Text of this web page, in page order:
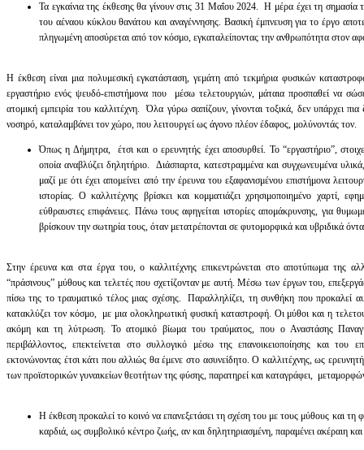
Τα εγκαίνια της έκθεσης θα γίνουν στις 31 Μαΐου 2024. Η μέρα έχει τη σημασία
του αέναου κύκλου θανάτου και αναγέννησης. Βασική έμπνευση για το έργο
πληγωμένη αποσύρεται από τον κόσμο, εγκαταλείποντας την ανθρωπότητα στον
Η έκθεση είναι μια πολυμεσική εγκατάσταση, γεμάτη από τεκμήρια φυσικών
εργαστήριο ενός ψευδό-επιστήμονα που μέσω τελετουργιών, μάταια προσπαθεί να
ατομική εμπειρία του καλλιτέχνη. Όλα γύρω σαπίζουν, γίνονται τοξικά, δεν υπάρχει
νοσηρό, καταλαμβάνει τον χώρο, που λειτουργεί ως άγονο πλέον έδαφος, μολύνοντάς τον.
Όπως η Δήμητρα, έτσι και ο ερευνητής έχει αποσυρθεί. Το “εργαστήριο”,
οποία αναβλύζει δηλητήριο. Διάσπαρτα, κατεστραμμένα και συγχωνευμένα
μαζί με ότι έχει απομείνει από την έρευνα του εξαφανισμένου επιστήμονα
ιστορίας. Ο καλλιτέχνης βρίσκει και κομματιάζει χρησιμοποιημένο χαρτί,
εύθραυστες επιφάνειες. Πάνω τους αφηγείται ιστορίες απομάκρυνσης, για
βρίσκουν την σωτηρία τους, όταν μετατρέπονται σε φυτομορφικά και υβριδικά
Στην έρευνα και στα έργα του, ο καλλιτέχνης επικεντρώνεται στο αποτύπωμα της
“πράσινους” μύθους και τελετές που σχετίζονταν με αυτή. Μέσω των έργων του,
πίσω της το τραυματικό τέλος μιας σχέσης. Παραλληλίζει, τη συνθήκη που προκαλεί
κατακλύζει τον κόσμο, με μια ολοκληρωτική φυσική καταστροφή. Οι μύθοι και η
ακόμη και τη λύτρωση. Το ατομικό βίωμα του τραύματος, που ο Αναστάσης
περιβάλλοντος, επεκτείνεται στο συλλογικό μέσω της επανοικειοποίησης και του
εκτονώνοντας έτσι κάτι που αλλιώς θα έμενε στο ασυνείδητο. Ο καλλιτέχνης, ως
των προϊστορικών γυναικείων θεοτήτων της φύσης, παρατηρεί και καταγράφει,
Η έκθεση προκαλεί το κοινό να επανεξετάσει τη σχέση του με τους μύθους και
καρδιά, ως συμβολικό κέντρο ζωής, αν και δηλητηριασμένη, παραμένει ακέραιη και